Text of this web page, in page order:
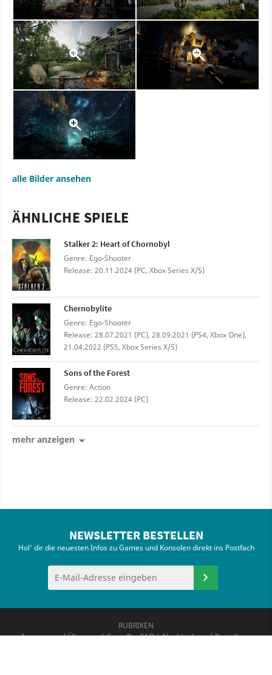
alle Bilder ansehen
ÄHNLICHE SPIELE
Stalker 2: Heart of Chornobyl
Genre: Ego-Shooter
Release: 20.11.2024 (PC, Xbox Series X/S)
Chernobylite
Genre: Ego-Shooter
Release: 28.07.2021 (PC), 28.09.2021 (PS4, Xbox One),
21.04.2022 (PS5, Xbox Series X/S)
Sons of the Forest
Genre: Action
Release: 22.02.2024 (PC)
mehr anzeigen
NEWSLETTER BESTELLEN
Hol' dir die neuesten Infos zu Games und Konsolen direkt ins Postfach
RUBRIKEN
Impressum|Über uns|GamePro FAQ|Abo kündigen|Bestellung